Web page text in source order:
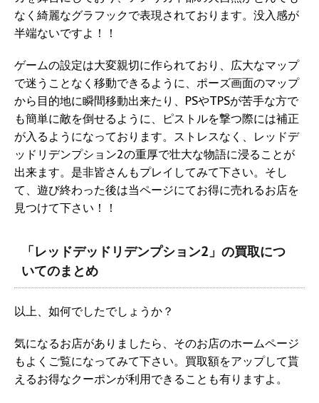
なく綺麗なグラフックで表現されております。没入感が
半端ないですよ！！
ゲームの設定は大変親切に作られており、広大なマップ
で迷うことなく移動できるように、ポーズ画面のマップ
から目的地に瞬間移動出来たり、PSやTPSが苦手な方で
も簡単に敵を倒せるように、ピストルを撃つ際には補正
が入るようになっております。ストレスなく、レッドデ
ッドリデンプション2の重厚で壮大な物語に浸ることが
出来ます。是非皆さんもプレイしてみて下さい。そし
て、遊び終わった後は当ページにてお得に売れるお店を
見つけて下さい！！
「レッドデッドリデンプション2」の買取につ
いてのまとめ
以上、如何でしたでしょうか？
気になるお店がありましたら、そのお店のホームページ
もよくご覧になってみて下さい。買取額をアップして貰
えるお得なクーポンが利用できることも有りますよ。